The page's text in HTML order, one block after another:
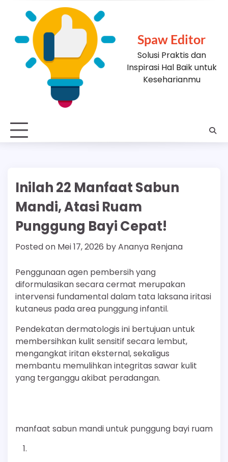
Spaw Editor
Solusi Praktis dan
Inspirasi Hal Baik untuk
Keseharianmu
Inilah 22 Manfaat Sabun
Mandi, Atasi Ruam
Punggung Bayi Cepat!
Posted on Mei 17, 2026 byAnanya Renjana
Penggunaan agen pembersih yang
diformulasikan secara cermat merupakan
intervensi fundamental dalam tata laksana iritasi
kutaneus pada area punggung infantil.
Pendekatan dermatologis ini bertujuan untuk
membersihkan kulit sensitif secara lembut,
mengangkat iritan eksternal, sekaligus
membantu memulihkan integritas sawar kulit
yang terganggu akibat peradangan.
manfaat sabun mandi untuk punggung bayi ruam